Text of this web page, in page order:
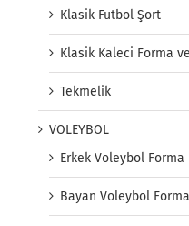
Klasik Futbol Şort
Klasik Kaleci Forma
Tekmelik
VOLEYBOL
Erkek Voleybol Forma
Bayan Voleybol Forma